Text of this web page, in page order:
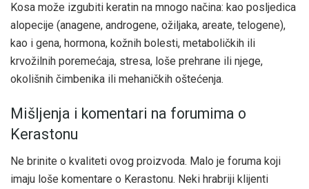
Kosa može izgubiti keratin na mnogo načina: kao posljedica
alopecije (anagene, androgene, ožiljaka, areate, telogene),
kao i gena, hormona, kožnih bolesti, metaboličkih ili
krvožilnih poremećaja, stresa, loše prehrane ili njege,
okolišnih čimbenika ili mehaničkih oštećenja.
Mišljenja i komentari na forumima o
Kerastonu
Ne brinite o kvaliteti ovog proizvoda. Malo je foruma koji
imaju loše komentare o Kerastonu. Neki hrabriji klijenti